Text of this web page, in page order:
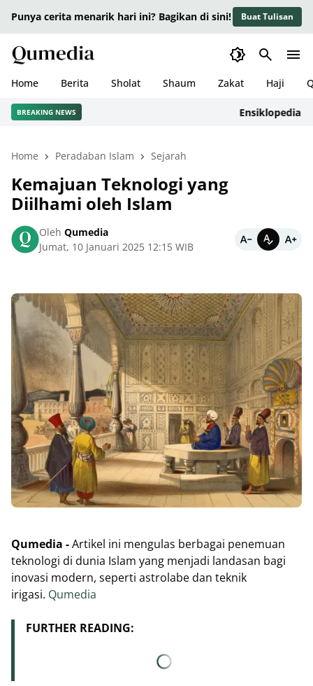
Punya cerita menarik hari ini? Bagikan di sini! Buat Tulisan
Home Berita Sholat Shaum Zakat Haji
BREAKING NEWS Ensiklopedia
Home Peradaban Islam Sejarah
Kemajuan Teknologi yang
Diilhami oleh Islam
Oleh Qumedia
Jumat, 10 Januari 2025 12:15 WIB
Qumedia -Artikel ini mengulas berbagai penemuan
teknologi di dunia Islam yang menjadi landasan bagi
inovasi modern, seperti astrolabe dan teknik
irigasi. Qumedia
FURTHER READING: